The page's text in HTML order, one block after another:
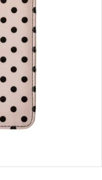
search